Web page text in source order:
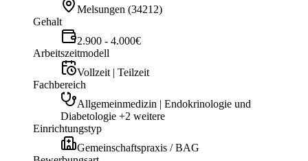
Melsungen (34212)
Gehalt
2.900 - 4.000€
Arbeitszeitmodell
Vollzeit | Teilzeit
Fachbereich
Allgemeinmedizin | Endokrinologie und
Diabetologie +2 weitere
Einrichtungstyp
Gemeinschaftspraxis / BAG